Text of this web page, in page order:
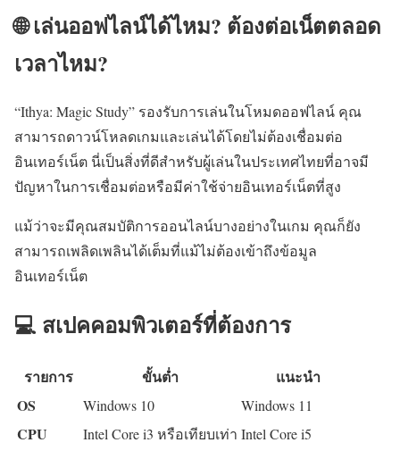
🌐 เล่นออฟไลน์ได้ไหม? ต้องต่อเน็ตตลอด
เวลาไหม?
“Ithya: Magic Study” รองรับการเล่นในโหมดออฟไลน์ คุณ
สามารถดาวน์โหลดเกมและเล่นได้โดยไม่ต้องเชื่อมต่อ
อินเทอร์เน็ต นี่เป็นสิ่งที่ดีสำหรับผู้เล่นในประเทศไทยที่อาจมี
ปัญหาในการเชื่อมต่อหรือมีค่าใช้จ่ายอินเทอร์เน็ตที่สูง
แม้ว่าจะมีคุณสมบัติการออนไลน์บางอย่างในเกม คุณก็ยัง
สามารถเพลิดเพลินได้เต็มที่แม้ไม่ต้องเข้าถึงข้อมูล
อินเทอร์เน็ต
💻 สเปคคอมพิวเตอร์ที่ต้องการ
รายการ ขั้นต่ำ
แนะนำ
OS
Windows 10 Windows 11
CPU Intel Core i3 หรือเทียบเท่า Intel Core i5